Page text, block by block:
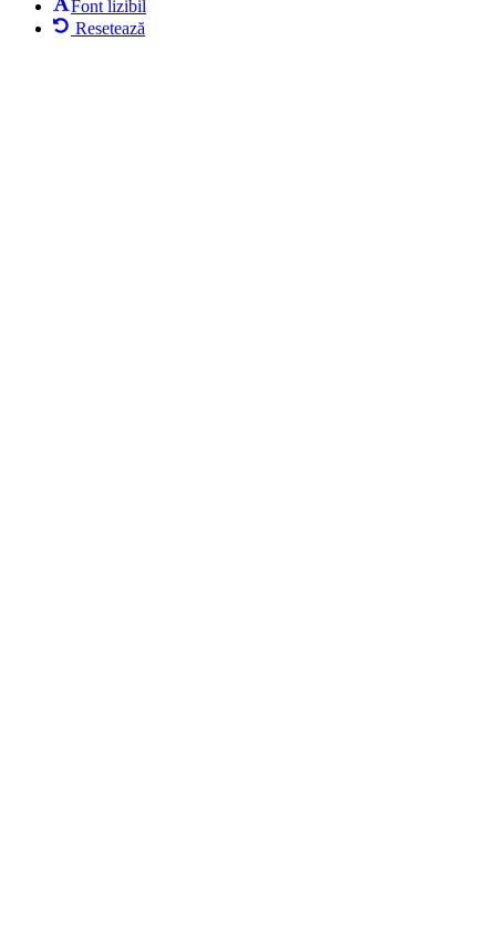
Font lizibil
Resetează